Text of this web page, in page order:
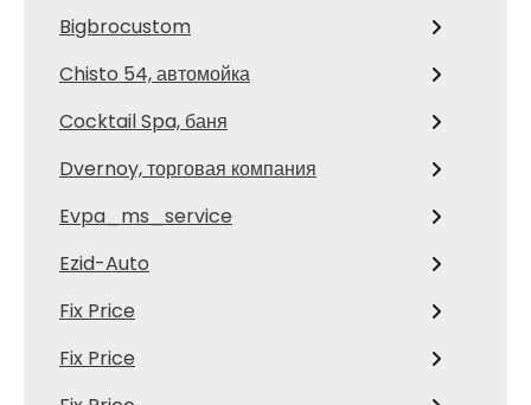
Bigbrocustom
Chisto 54, автомойка
Cocktail Spa, баня
Dvernoy, торговая компания
Evpa_ms_service
Ezid-Auto
Fix Price
Fix Price